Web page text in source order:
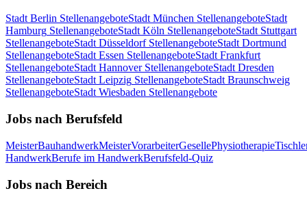
StadtBerlin StellenangeboteStadtMünchen StellenangeboteStadt
Hamburg StellenangeboteStadtKöln StellenangeboteStadt Stuttgart
StellenangeboteStadtDüsseldorfStellenangeboteStadtDortmund
StellenangeboteStadtEssen StellenangeboteStadtFrankfurt
StellenangeboteStadtHannoverStellenangeboteStadtDresden
StellenangeboteStadtLeipzig StellenangeboteStadtBraunschweig
StellenangeboteStadtWiesbaden Stellenangebote
Jobs nach Berufsfeld
MeisterBauhandwerkMeisterVorarbeiterGesellePhysiotherapie
HandwerkBerufe im HandwerkBerufsfeld-Quiz
Jobs nach Bereich